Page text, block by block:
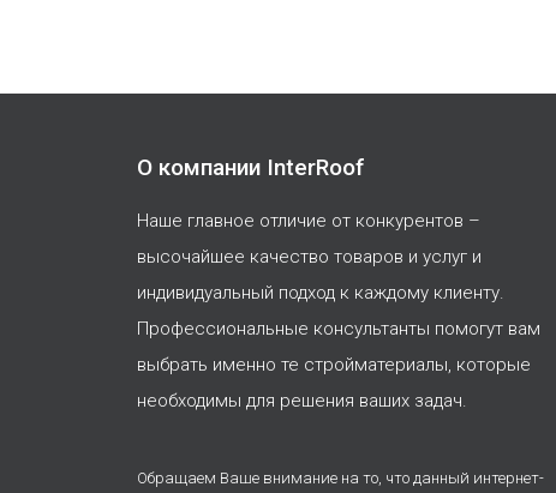
О компании InterRoof
Наше главное отличие от конкурентов –
высочайшее качество товаров и услуг и
индивидуальный подход к каждому клиенту.
Профессиональные консультанты помогут вам
выбрать именно те стройматериалы, которые
необходимы для решения ваших задач.
Обращаем Ваше внимание на то, что данный интернет-